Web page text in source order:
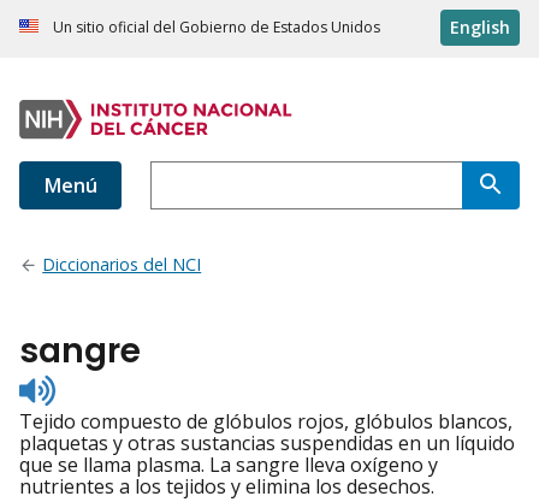
Un sitio oficial del Gobierno de Estados Unidos English
Menú
Diccionarios del NCI
sangre
Listen
to
pronunciation
Tejido compuesto de glóbulos rojos, glóbulos blancos,
plaquetas y otras sustancias suspendidas en un líquido
que se llama plasma. La sangre lleva oxígeno y
nutrientes a los tejidos y elimina los desechos.